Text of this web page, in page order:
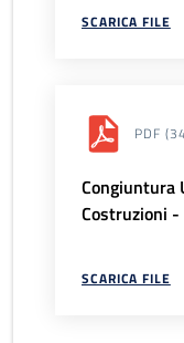
SCARICA FILE
PDF
Congiuntura
Costruzioni
SCARICA FILE